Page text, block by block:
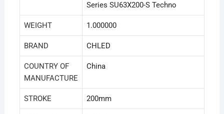
Series SU63X200-S Techno
WEIGHT 1.000000
BRAND CHLED
COUNTRY OF
MANUFACTURE
China
STROKE 200mm